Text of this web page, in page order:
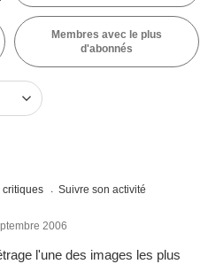
Membres avec le plus
d'abonnés
critiques Suivre son activité
2006
l'une des images les plus